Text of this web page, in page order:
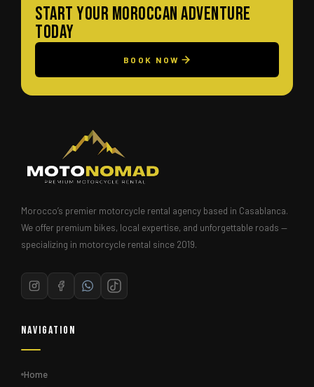
Start Your Moroccan Adventure
Today
BOOK NOW
Morocco’s premier motorcycle rental agency based in Casablanca.
We offer premium bikes, local expertise, and unforgettable roads —
specializing in motorcycle rental since 2019.
Navigation
Home